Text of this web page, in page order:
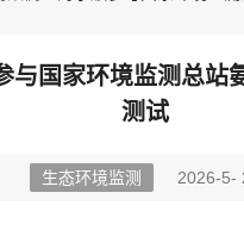
与国家环境监测总站
测试
生态环境监测 2026-5-